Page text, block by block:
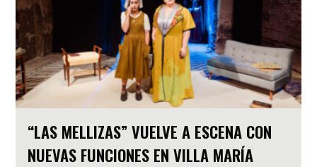
“LAS MELLIZAS” VUELVE A ESCENA CON
NUEVAS FUNCIONES EN VILLA MARÍA